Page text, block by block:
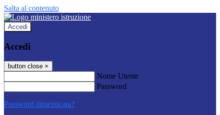
Salta al contenuto
Accedi
Accedi
button close ×
Nome Utente
Password
Password dimenticata?